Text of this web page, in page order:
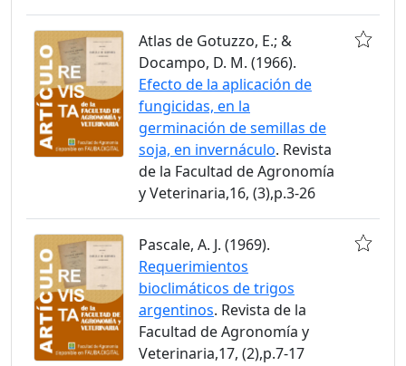
Atlas de Gotuzzo, E.; &
Docampo, D. M. (1966).
Efecto de la aplicación de
fungicidas, en la
germinación de semillas de
soja, en invernáculo. Revista
de la Facultad de Agronomía
y Veterinaria,16, (3),p.3-26
Pascale, A. J. (1969).
Requerimientos
bioclimáticos de trigos
argentinos. Revista de la
Facultad de Agronomía y
Veterinaria,17, (2),p.7-17